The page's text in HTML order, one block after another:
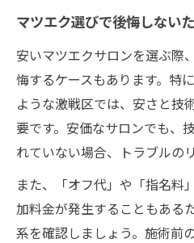
マツエク選びで後悔しない
安いマツエクサロンを選ぶ際
悔するケースもあります。特
ような激戦区では、安さと技
要です。安価なサロンでも、
れていない場合、トラブルの
また、「オフ代」や「指名料
加料金が発生することもある
系を確認しましょう。施術前